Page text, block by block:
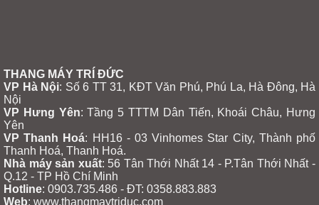
THANG MÁY TRÍ ĐỨC
VP Hà Nội: Số 6 TT 31, KĐT Văn Phú, Phú La, Hà Đông, Hà
Nội
VP Hưng Yên: Tầng 5 TTTM Dân Tiến, Khoái Châu, Hưng
Yên
VP Thanh Hoá: HH16 - 03 Vinhomes Star City, Thành phố
Thanh Hoá, Thanh Hoá.
Nhà máy sản xuất: 56 Tân Thới Nhất 14 - P.Tân Thới Nhất -
Q.12 - TP Hồ Chí Minh
Hotline: 0903.735.486 - ĐT: 0358.883.883
Web: www.thangmaytriduc.com